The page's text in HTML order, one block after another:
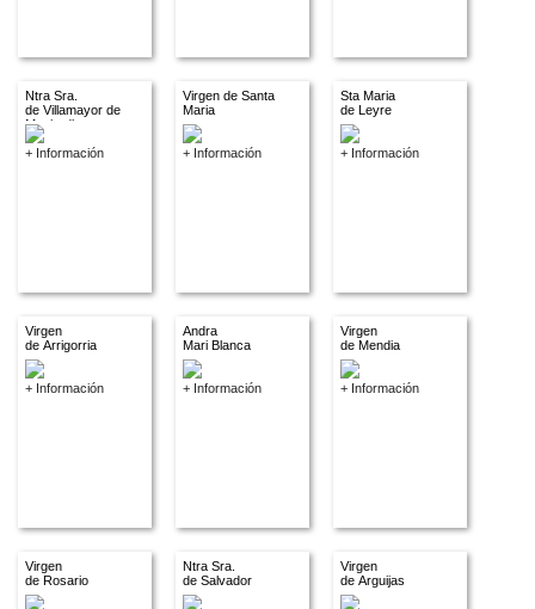
Ntra Sra.
de Villamayor de
Monjardin
+ Información
Virgen de Santa
Maria
+ Información
Sta Maria
de Leyre
+ Información
Virgen
de Arrigorria
+ Información
Andra
Mari Blanca
+ Información
Virgen
de Mendia
+ Información
Virgen
de Rosario
Ntra Sra.
de Salvador
Virgen
de Arguijas